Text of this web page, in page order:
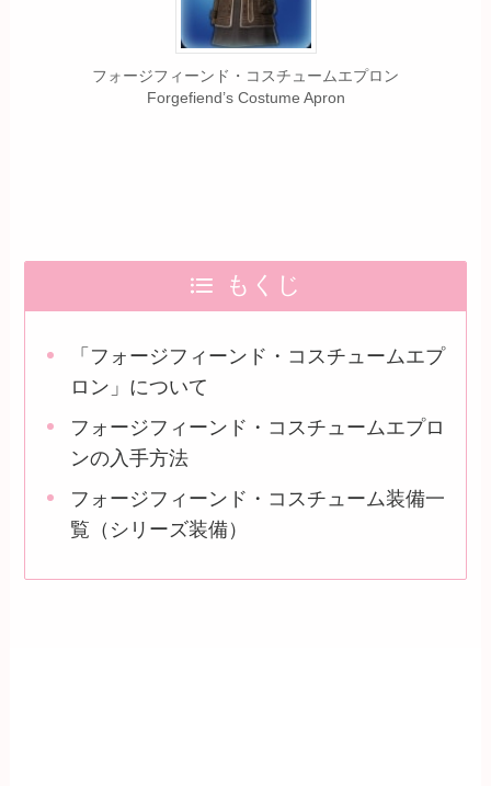
フォージフィーンド・コスチュームエプロン
Forgefiend’s Costume Apron
もくじ
「フォージフィーンド・コスチュームエプ
ロン」について
フォージフィーンド・コスチュームエプロ
ンの入手方法
フォージフィーンド・コスチューム装備一
覧（シリーズ装備）